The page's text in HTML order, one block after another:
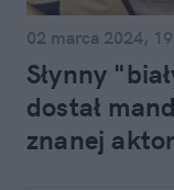
02 marca 2024,
Słynny
dostał
znanej